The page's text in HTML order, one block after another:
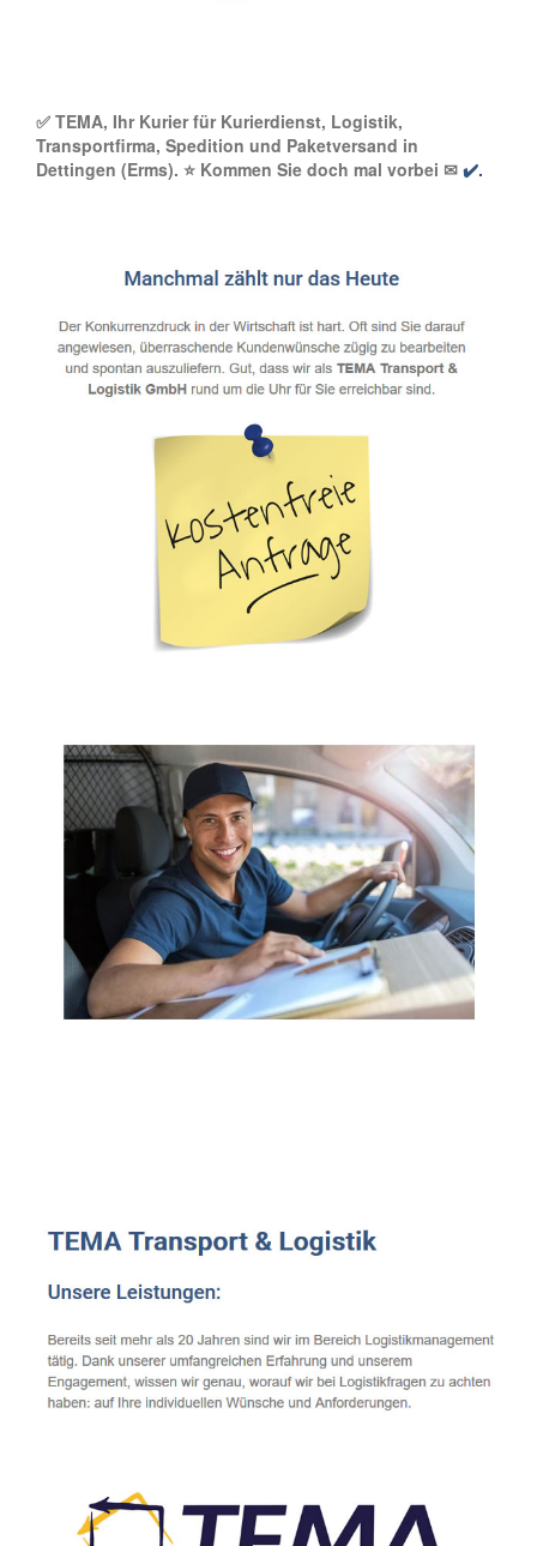
✅ TEMA, Ihr Kurier für Kurierdienst, Logistik,
Transportfirma, Spedition und Paketversand in
Dettingen (Erms). ⭐ Kommen Sie doch mal vorbei ✉ ✔️.